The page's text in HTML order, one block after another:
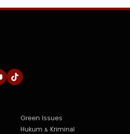
Green Issues
Hukum & Kriminal